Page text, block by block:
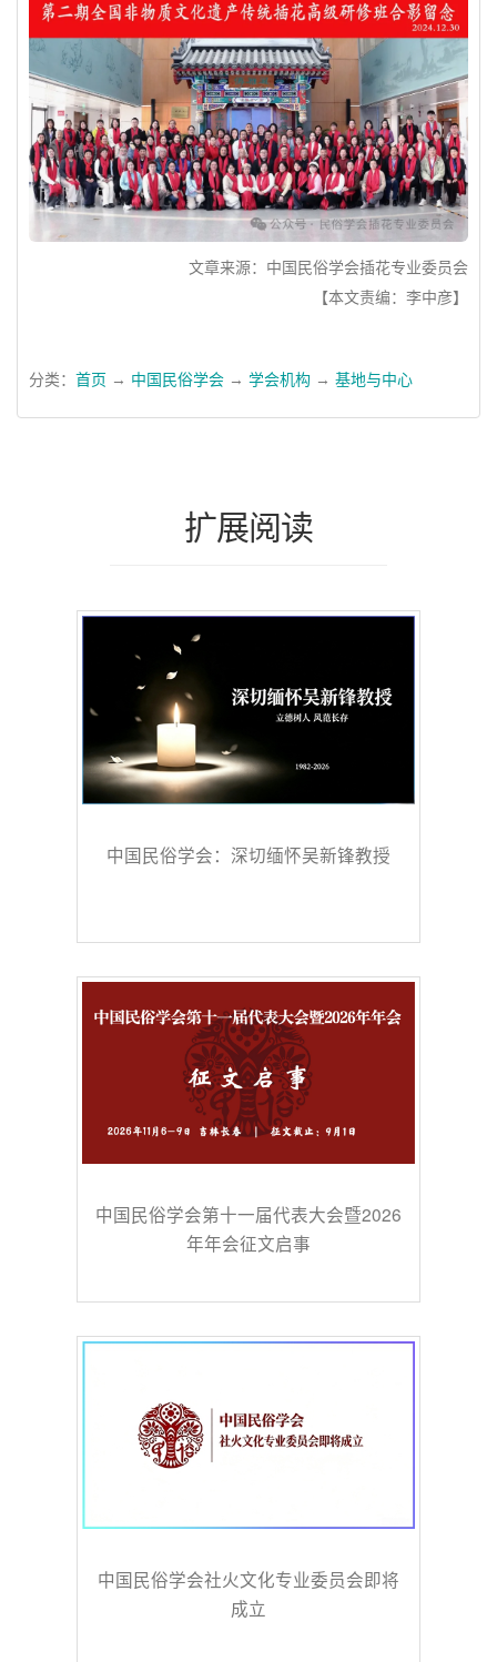
文章来源：中国民俗学会插花专业委员会
【本文责编：李中彦】
分类： 首页 → 中国民俗学会 → 学会机构 → 基地与中心
扩展阅读
中国民俗学会：深切缅怀吴新锋教授
中国民俗学会第十一届代表大会暨2026
年年会征文启事
中国民俗学会社火文化专业委员会即将
成立